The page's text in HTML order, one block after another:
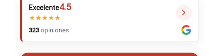
Excelente4.5
★★★★★
323 opiniones